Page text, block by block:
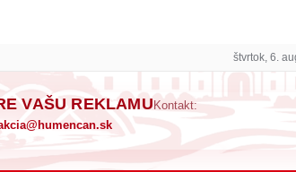
štvrtok, 6.
VAŠU REKLAMU Kontakt: